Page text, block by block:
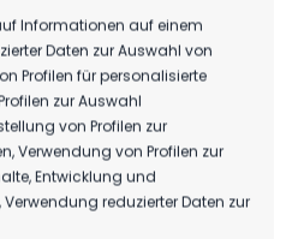
Informationen auf einem
Daten zur Auswahl von
Profilen für personalisierte
zur Auswahl
von Profilen zur
Verwendung von Profilen zur
Entwicklung und
reduzierter Daten zur
JFV Fußballunion
Niederlausitz vs FSV 63
Luckenwalde A-Jugend
26. August 2023
Ähnlicher Beitrag